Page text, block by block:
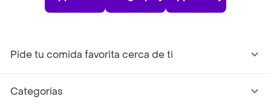
Pide tu comida favorita cerca de ti
Categorías